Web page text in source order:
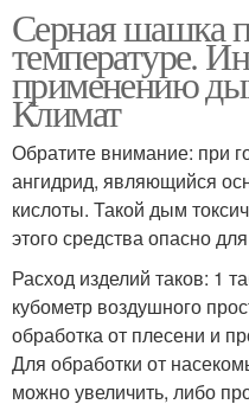
Серная шашка
температуре.
применению
Климат
Обратите внимание: при
ангидрид, являющийся
кислоты. Такой дым
этого средства опасно
Расход изделий таков: 1
кубометр воздушного
обработка от плесени и
Для обработки от
можно увеличить, либо